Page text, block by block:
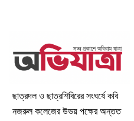
ছাত্রদল ও ছাত্রশিবিরের সংঘর্ষে কবি
নজরুল কলেজের উভয় পক্ষের অন্তত